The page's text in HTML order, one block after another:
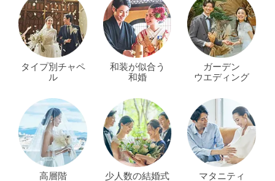
タイプ別チャペ
ル
和装が似合う
和婚
ガーデン
ウエディング
高層階
少人数の結婚式
マタニティ